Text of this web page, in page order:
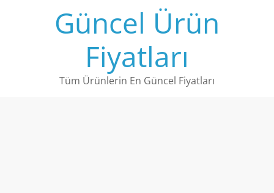
Güncel Ürün
Fiyatları
Tüm Ürünlerin En Güncel Fiyatları